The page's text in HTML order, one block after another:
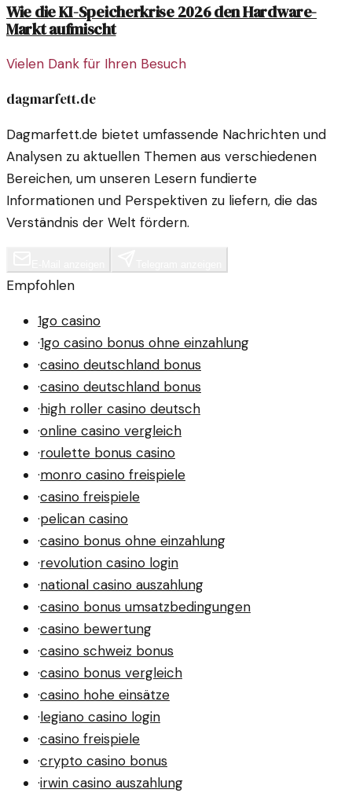
Wie die KI-Speicherkrise 2026 den Hardware-
Markt aufmischt
Vielen Dank für Ihren Besuch
dagmarfett.de
Dagmarfett.de bietet umfassende Nachrichten und
Analysen zu aktuellen Themen aus verschiedenen
Bereichen, um unseren Lesern fundierte
Informationen und Perspektiven zu liefern, die das
Verständnis der Welt fördern.
Empfohlen
1go casino
·1go casino bonus ohne einzahlung
·casino deutschland bonus
·casino deutschland bonus
·high roller casino deutsch
·online casino vergleich
·roulette bonus casino
·monro casino freispiele
·casino freispiele
·pelican casino
·casino bonus ohne einzahlung
·revolution casino login
·national casino auszahlung
·casino bonus umsatzbedingungen
·casino bewertung
·casino schweiz bonus
·casino bonus vergleich
·casino hohe einsätze
·legiano casino login
·casino freispiele
·crypto casino bonus
·irwin casino auszahlung